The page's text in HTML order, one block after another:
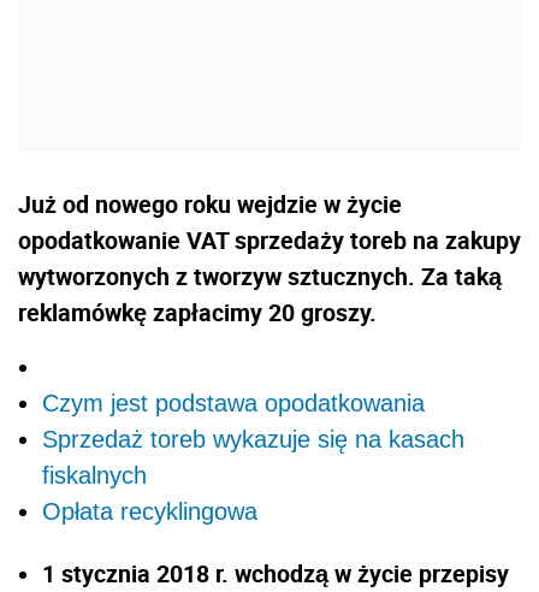
Już od nowego roku wejdzie w życie
opodatkowanie VAT sprzedaży toreb na zakupy
wytworzonych z tworzyw sztucznych. Za taką
reklamówkę zapłacimy 20 groszy.
Czym jest podstawa opodatkowania
Sprzedaż toreb wykazuje się na kasach
fiskalnych
Opłata recyklingowa
1 stycznia 2018 r. wchodzą w życie przepisy